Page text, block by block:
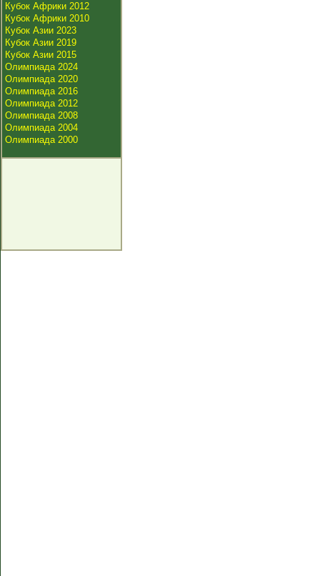
Кубок Африки 2012
Кубок Африки 2010
Кубок Азии 2023
Кубок Азии 2019
Кубок Азии 2015
Олимпиада 2024
Олимпиада 2020
Олимпиада 2016
Олимпиада 2012
Олимпиада 2008
Олимпиада 2004
Олимпиада 2000